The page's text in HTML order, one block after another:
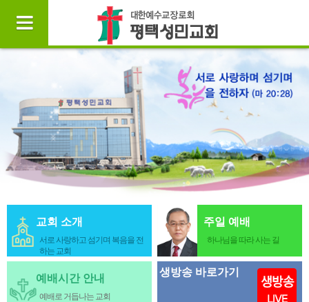
교회 소개
서로 사랑하고 섬기며 복음을 전
하는 교회
주일 예배
하나님을 따라 사는 길
예배시간 안내
예배로 거듭나는 교회
생방송 바로가기